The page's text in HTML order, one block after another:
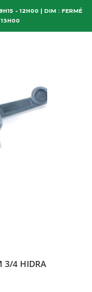
- 12H00 | DIM : FERMÉ
3/4 HIDRA